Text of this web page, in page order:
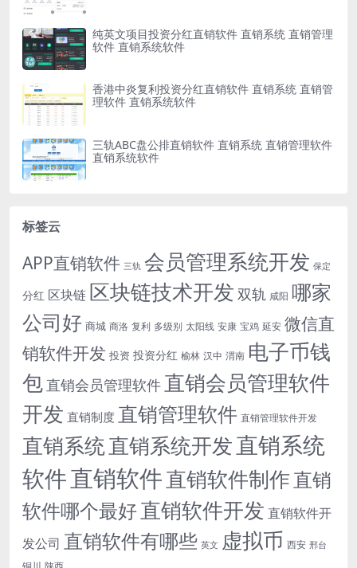
纯英文项目投资分红直销软件 直销系统 直销管理
软件 直销系统软件
香港中炎复利投资分红直销软件 直销系统 直销管
理软件 直销系统软件
三轨ABC盘公排直销软件 直销系统 直销管理软件
直销系统软件
标签云
APP直销软件 三轨 会员管理系统开发 保定
分红 区块链 区块链技术开发 双轨 咸阳 哪家
公司好 商城 商洛 复利 多级别 太阳线 安康 宝鸡 延安 微信直
销软件开发 投资 投资分红 榆林 汉中 渭南 电子币钱
包 直销会员管理软件 直销会员管理软件
开发 直销制度 直销管理软件 直销管理软件开发
直销系统直销系统开发直销系统
软件直销软件直销软件制作直销
软件哪个最好直销软件开发 直销软件开
发公司 直销软件有哪些 英文 虚拟币 西安 邢台